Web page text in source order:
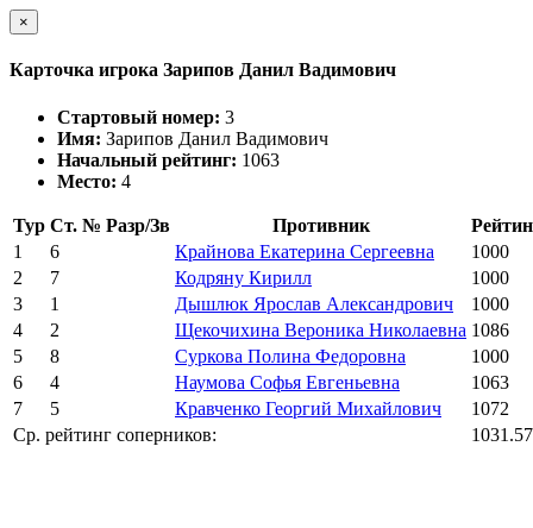
×
Карточка игрока Зарипов Данил Вадимович
Стартовый номер: 3
Имя: Зарипов Данил Вадимович
Начальный рейтинг: 1063
Место: 4
Тур Ст. № Разр/Зв Противник
1
6 Крайнова Екатерина Сергеевна
1000
2
7 Кодряну Кирилл
1000
3
1 Дышлюк Ярослав Александрович
1000
4
2 Щекочихина Вероника Николаевна 1086
5
8 Суркова Полина Федоровна
1000
6
4 Наумова Софья Евгеньевна
1063
7
5 Кравченко Георгий Михайлович
1072
Ср. рейтинг соперников:
1031.57